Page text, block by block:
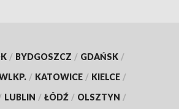
/ BYDGOSZCZ / GDAŃSK /
/ KATOWICE / KIELCE /
LUBLIN / ŁÓDŹ / OLSZTYN /